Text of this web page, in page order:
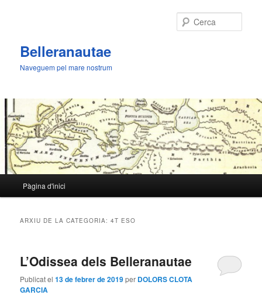
Belleranautae
Naveguem pel mare nostrum
principal
Aneu
principal
Aneu
secundari
Pàgina d'inici
ARXIU DE LA CATEGORIA:4T ESO
L’Odissea dels Belleranautae
Publicat el13 de febrer de 2019per DOLORS CLOTA
GARCIA